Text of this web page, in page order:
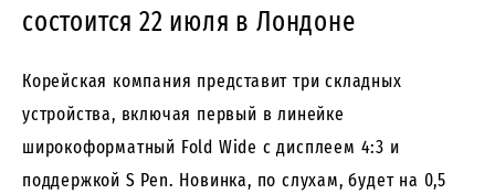
состоится 22 июля в Лондоне
Корейская компания представит три складных
устройства, включая первый в линейке
широкоформатный Fold Wide с дисплеем 4:3 и
поддержкой S Pen. Новинка, по слухам, будет на 0,5